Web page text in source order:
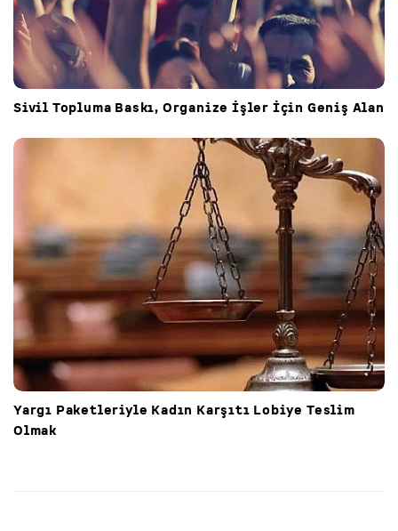
Sivil Topluma Baskı, Organize İşler İçin Geniş Alan
Yargı Paketleriyle Kadın Karşıtı Lobiye Teslim
Olmak